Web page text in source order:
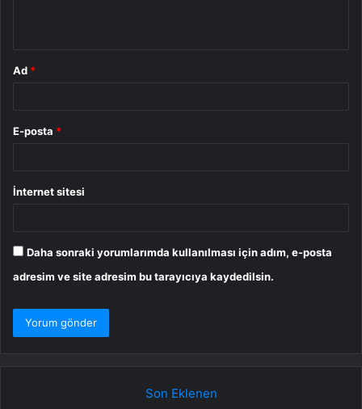
Ad *
E-posta *
İnternet sitesi
Daha sonraki yorumlarımda kullanılması için adım, e-posta
adresim ve site adresim bu tarayıcıya kaydedilsin.
Son Eklenen